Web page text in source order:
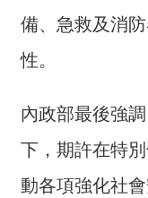
料
開
放
告
保
有
備、急救及消
性。
內政部最後強
下，期許在特
動各項強化社